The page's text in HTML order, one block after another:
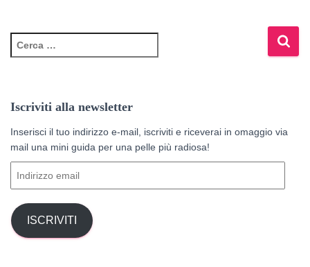
i
r
a
p
e
:
Iscriviti alla newsletter
Inserisci il tuo indirizzo e-mail, iscriviti e riceverai in omaggio via
mail una mini guida per una pelle più radiosa!
i
r
ISCRIVITI